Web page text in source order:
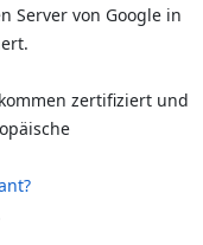
Server von Google in
zertifiziert und